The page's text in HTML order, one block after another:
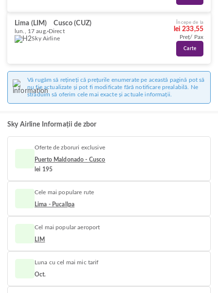
Lima (LIM) Cusco (CUZ)
lun., 17 aug. Direct
Sky Airline
Începe de la
lei 233,55
Preț/ Pax
Carte
Vă rugăm să rețineți că prețurile enumerate pe această pagină pot să
nu fie actualizate și pot fi modificate fără notificare prealabilă. Ne
străduim să oferim cele mai exacte și actuale informații.
Sky Airline Informații de zbor
Oferte de zboruri exclusive
Puerto Maldonado - Cusco
lei 195
Cele mai populare rute
Lima - Pucallpa
Cel mai popular aeroport
LIM
Luna cu cel mai mic tarif
Oct.